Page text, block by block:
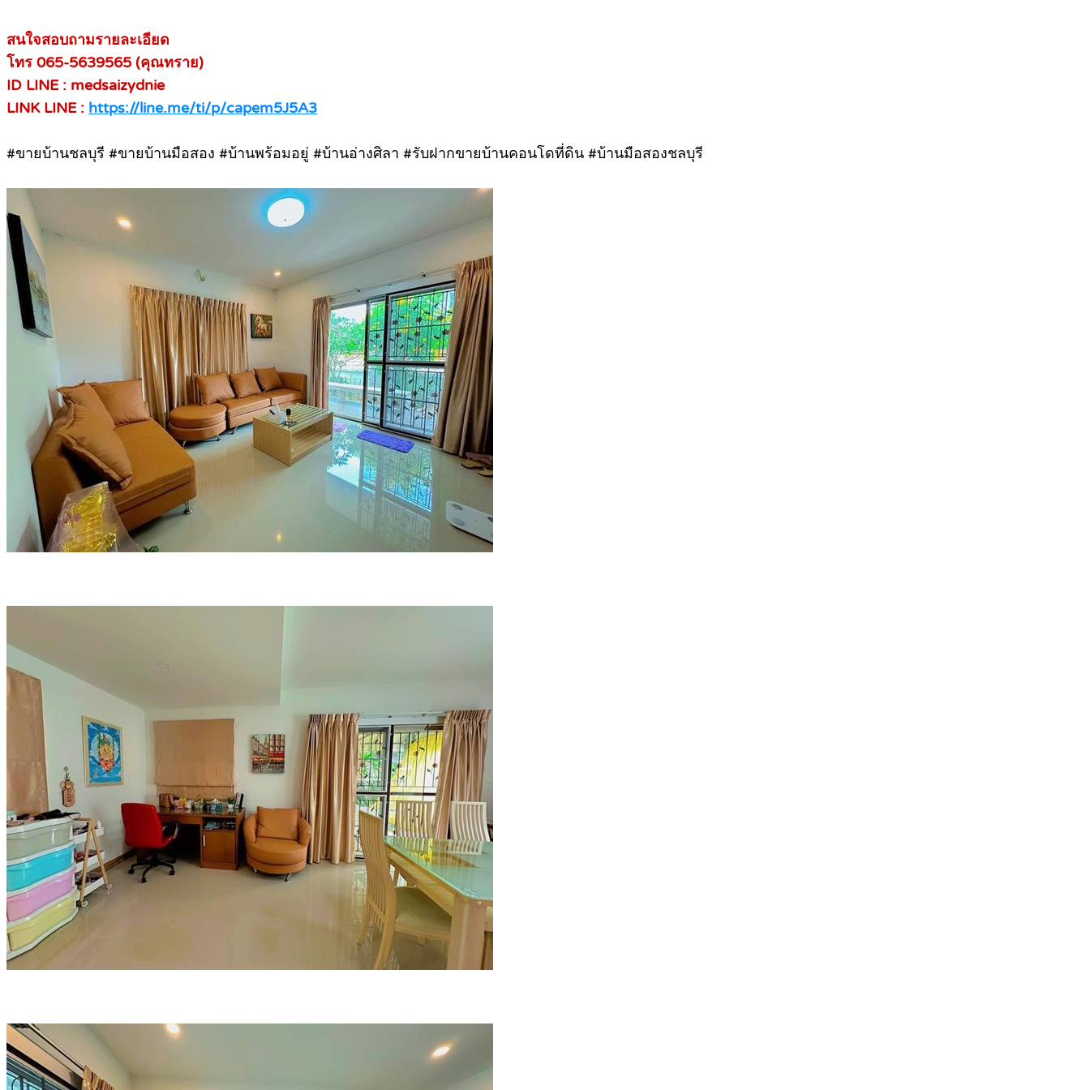
สนใจสอบถามรายละเอียด
โทร 065-5639565 (คุณทราย)
ID LINE : medsaizydnie
LINK LINE : https://line.me/ti/p/capem5J5A3
#ขายบ้านชลบุรี #ขายบ้านมือสอง #บ้านพร้อมอยู่ #บ้านอ่างศิลา #รับฝากขายบ้านคอนโดที่ดิน #บ้านมือสองชลบุรี